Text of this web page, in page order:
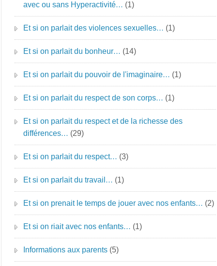
avec ou sans Hyperactivité… (1)
Et si on parlait des violences sexuelles… (1)
Et si on parlait du bonheur… (14)
Et si on parlait du pouvoir de l'imaginaire… (1)
Et si on parlait du respect de son corps… (1)
Et si on parlait du respect et de la richesse des
différences… (29)
Et si on parlait du respect… (3)
Et si on parlait du travail… (1)
Et si on prenait le temps de jouer avec nos enfants… (2)
Et si on riait avec nos enfants… (1)
Informations aux parents (5)